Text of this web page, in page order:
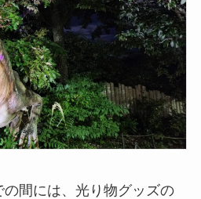
間には、光り物グッズの